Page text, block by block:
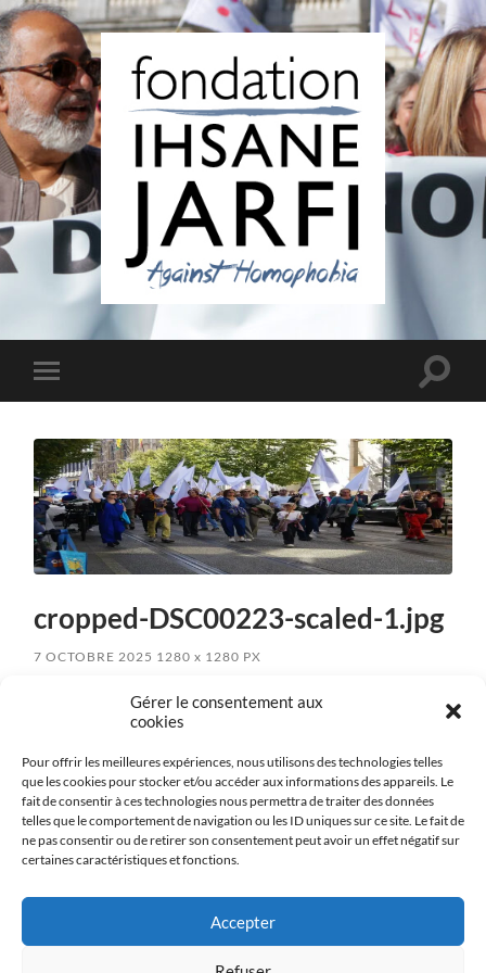
Gérer le consentement aux
cookies
Pour offrir les meilleures expériences, nous utilisons des technologies telles
que les cookies pour stocker et/ou accéder aux informations des appareils. Le
fait de consentir à ces technologies nous permettra de traiter des données
telles que le comportement de navigation ou les ID uniques sur ce site. Le fait de
ne pas consentir ou de retirer son consentement peut avoir un effet négatif sur
certaines caractéristiques et fonctions.
Accepter
Fondation
Ihsane
Jarfi
Toggle
mobile
Toggle
cropped-DSC00223-scaled-1.jpg
7 OCTOBRE 2025 1280x 1280 PX
Next»
Politique de confidentialité